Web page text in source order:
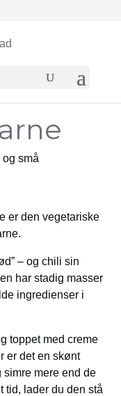
små
er den vegetariske
– og chili sin
har stadig masser
ingredienser i
toppet med creme
er det en skønt
simre mere end de
tid, lader du den stå